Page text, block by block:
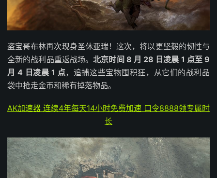
盗宝哥布林再次现身圣休亚瑞！这次，将以更坚毅的韧性与
全新的战利品重返战场。北京时间 8 月 28 日凌晨 1 点至 9
月 4 日凌晨 1 点，追捕这些宝物囤积狂，从它们的战利品
袋中抢走金币和稀有掉落物品。
AK加速器 连续4年每天14小时免费加速 口令8888领专属时
长